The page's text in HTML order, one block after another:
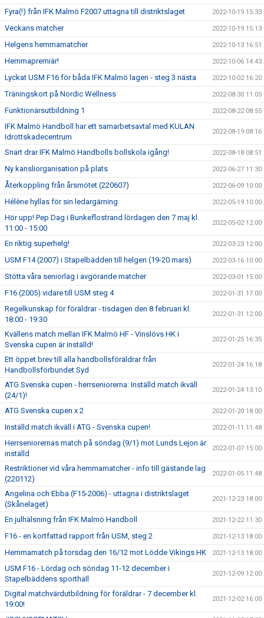
Fyra(!) från IFK Malmö F2007 uttagna till distriktslaget 2022-10-19 15:33
Veckans matcher 2022-10-19 15:13
Helgens hemmamatcher 2022-10-13 16:51
Hemmapremiär! 2022-10-06 14:43
Lyckat USM F16 för båda IFK Malmö lagen - steg 3 nästa 2022-10-02 16:20
Träningskort på Nordic Wellness 2022-08-30 11:05
Funktionärsutbildning 1 2022-08-22 08:55
IFK Malmö Handboll har ett samarbetsavtal med KULAN
Idrottskadecentrum
2022-08-19 08:16
Snart drar IFK Malmö Handbolls bollskola igång! 2022-08-18 08:51
Ny kansliorganisation på plats 2022-06-27 11:30
Återkoppling från årsmötet (220607) 2022-06-09 10:00
Hélène hyllas för sin ledargärning 2022-05-19 10:00
Hör upp! Pep Dag i Bunkeflostrand lördagen den 7 maj kl.
11:00 - 15:00
2022-05-02 12:00
En riktig superhelg! 2022-03-23 12:00
USM F14 (2007) i Stapelbädden till helgen (19-20 mars) 2022-03-16 10:00
Stötta våra seniorlag i avgörande matcher 2022-03-01 15:00
F16 (2005) vidare till USM steg 4 2022-01-31 17:00
Regelkunskap för föräldrar - tisdagen den 8 februari kl.
18:00 - 19:30
2022-01-31 12:00
Kvällens match mellan IFK Malmö HF - Vinslövs HK i
Svenska cupen är inställd!
2022-01-25 16:35
Ett öppet brev till alla handbollsföräldrar från
Handbollsförbundet Syd
2022-01-24 16:18
ATG Svenska cupen - herrseniorerna: Inställd match ikväll
(24/1)!
2022-01-24 13:10
ATG Svenska cupen x 2 2022-01-20 18:00
Inställd match ikväll i ATG - Svenska cupen! 2022-01-11 11:48
Herrseniorernas match på söndag (9/1) mot Lunds Lejon är
inställd
2022-01-07 15:00
Restriktioner vid våra hemmamatcher - info till gästande lag
(220112)
2022-01-05 11:48
Angelina och Ebba (F15-2006) - uttagna i distriktslaget
(Skånelaget)
2021-12-23 18:00
En julhälsning från IFK Malmö Handboll 2021-12-22 11:30
F16 - en kortfattad rapport från USM, steg 2 2021-12-13 18:00
Hemmamatch på torsdag den 16/12 mot Lödde Vikings HK 2021-12-13 18:00
USM F16 - Lördag och söndag 11-12 december i
Stapelbäddens sporthall
2021-12-09 12:00
Digital matchvärdutbildning för föräldrar - 7 december kl.
19:00!
2021-12-02 16:00